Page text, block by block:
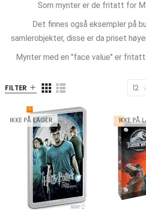
Som mynter er de fritatt for
Det finnes også eksempler på
samlerobjekter, disse er da priset
Mynter med en "face value" er fritatt
FILTER 12
IKKE PÅ LAGER IKKE PÅ